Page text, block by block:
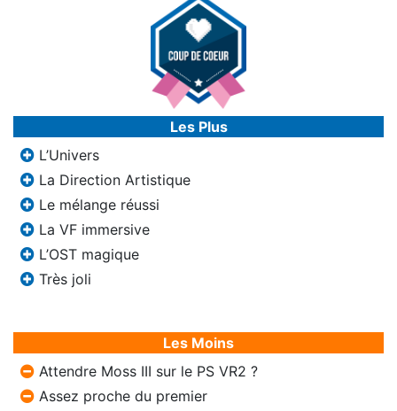
Les Plus
L’Univers
La Direction Artistique
Le mélange réussi
La VF immersive
L’OST magique
Très joli
Les Moins
Attendre Moss III sur le PS VR2 ?
Assez proche du premier